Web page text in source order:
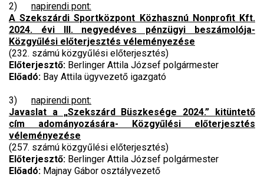
2) napirendi pont:
A Szekszárdi Sportközpont Közhasznú Nonprofit Kft.
2024. évi III. negyedéves pénzügyi beszámolója-
Közgyűlési előterjesztés véleményezése
(232. számú közgyűlési előterjesztés)
Előterjesztő: Berlinger Attila József polgármester
Előadó: Bay Attila ügyvezető igazgató
3) napirendi pont:
Javaslat a „Szekszárd Büszkesége 2024.” kitüntető
cím adományozására- Közgyűlési előterjesztés
véleményezése
(257. számú közgyűlési előterjesztés)
Előterjesztő: Berlinger Attila József polgármester
Előadó: Majnay Gábor osztályvezető